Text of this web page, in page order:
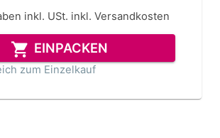
inkl. USt. inkl. Versandkosten
EINPACKEN
zum Einzelkauf